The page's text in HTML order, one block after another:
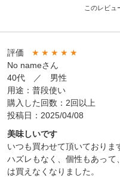
このレビュ
評価 ★ ★ ★ ★ ★
No nameさん
40代 ／ 男性
用途：普段使い
購入した回数：2回以上
投稿日：2025/04/08
美味しいです
いつも買わせて頂いておりま
ハズレもなく、個性もあって
は買えなくなりました。